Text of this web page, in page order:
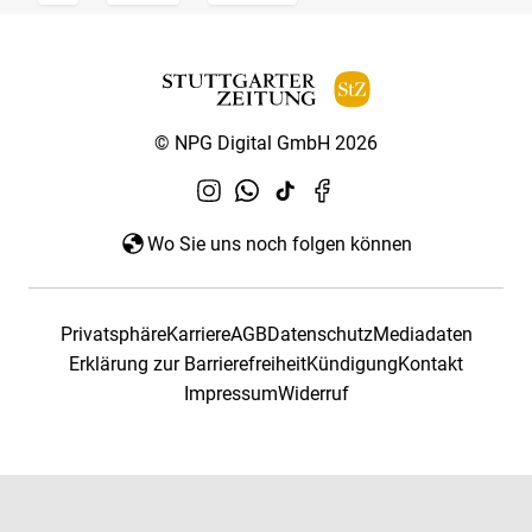
© NPG Digital GmbH 2026
Wo Sie uns noch folgen können
PrivatsphäreKarriereAGBDatenschutzMediadaten
Erklärung zur BarrierefreiheitKündigungKontakt
ImpressumWiderruf